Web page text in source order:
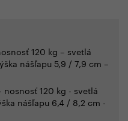
120 kg – svetlá
nášľapu 5,9 / 7,9 cm –
nosnosť 120 kg - svetlá
nášľapu 6,4 / 8,2 cm -